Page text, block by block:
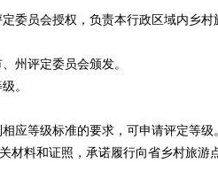
员会授权，负责本行政区域内乡村
州评定委员会颁发。
。
等级标准的要求，可申请评定等级
材料和证照，承诺履行向省乡村旅游